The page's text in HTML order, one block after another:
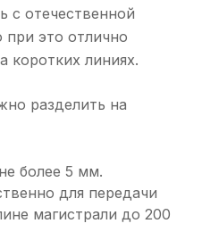
с отечественной
это отлично
коротких линиях.
разделить на
более 5 мм.
для передачи
магистрали до 200